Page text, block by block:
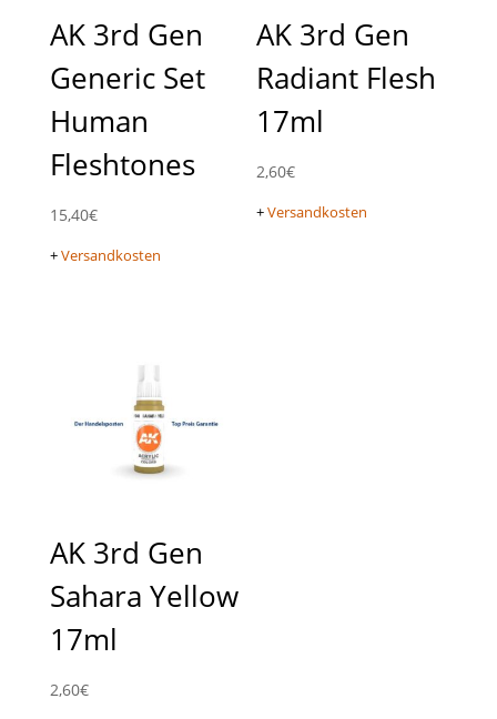
AK 3rd Gen
Generic Set
Human
Fleshtones
15,40€
+Versandkosten
AK 3rd Gen
Radiant Flesh
17ml
2,60€
+Versandkosten
AK 3rd Gen
Sahara Yellow
17ml
2,60€